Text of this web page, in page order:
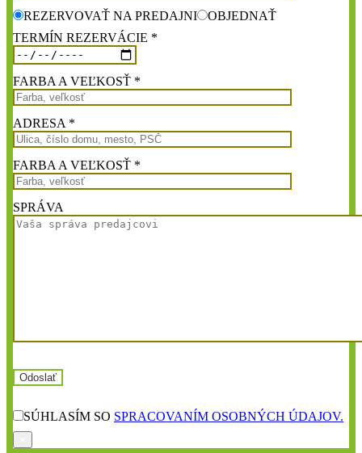
REZERVOVAŤ NA PREDAJNI
OBJEDNAŤ
TERMÍN REZERVÁCIE *
FARBA A VEĽKOSŤ *
ADRESA *
FARBA A VEĽKOSŤ *
SPRÁVA
SÚHLASÍM SO SPRACOVANÍM OSOBNÝCH ÚDAJOV.